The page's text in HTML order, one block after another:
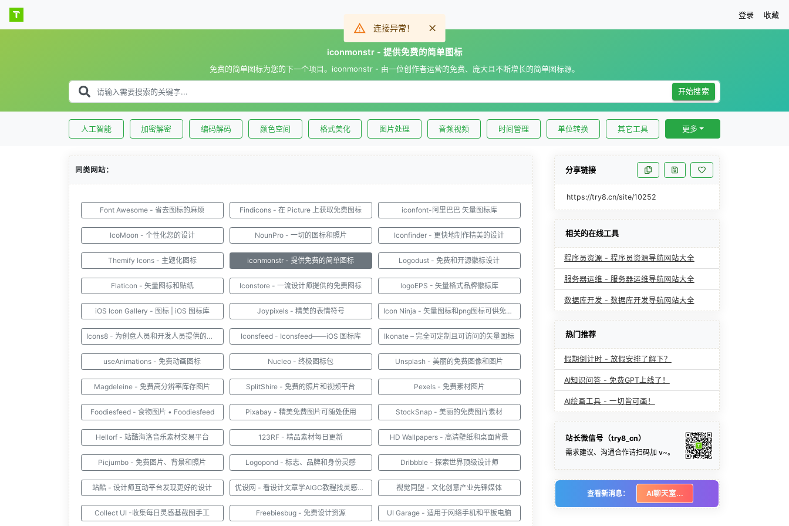
登录 收藏
iconmonstr - 提供免费的简单图标
免费的简单图标为您的下一个项目。iconmonstr - 由一位创作者运营的免费、庞大且不断增长的简单图标源。
开始搜索
人工智能 加密解密 编码解码 颜色空间 格式美化 图片处理 音频视频 时间管理 单位转换 其它工具 更多
同类网站：
Font Awesome - 省去图标的麻烦 Findicons - 在 Picture 上获取免费图标 iconfont-阿里巴巴 矢量图标库
IcoMoon - 个性化您的设计 NounPro - 一切的图标和照片 Iconfinder - 更快地制作精美的设计
Themify Icons - 主题化图标 iconmonstr - 提供免费的简单图标 Logodust - 免费和开源徽标设计
Flaticon - 矢量图标和贴纸 Iconstore - 一流设计师提供的免费图标 logoEPS - 矢量格式品牌徽标库
iOS Icon Gallery - 图标 | iOS 图标库 Joypixels - 精美的表情符号 Icon Ninja - 矢量图标和png图标可供免费下载
Icons8 - 为创意人员和开发人员提供的终极设计套件 Iconsfeed - Iconsfeed——iOS 图标库 Ikonate – 完全可定制且可访问的矢量图标
useAnimations - 免费动画图标 Nucleo - 终极图标包 Unsplash - 美丽的免费图像和图片
Magdeleine - 免费高分辨率库存图片 SplitShire - 免费的照片和视频平台 Pexels - 免费素材图片
Foodiesfeed - 食物图片 • Foodiesfeed Pixabay - 精美免费图片可随处使用 StockSnap - 美丽的免费图片素材
Hellorf - 站酷海洛音乐素材交易平台 123RF - 精品素材每日更新 HD Wallpapers - 高清壁纸和桌面背景
Picjumbo - 免费图片、背景和照片 Logopond - 标志、品牌和身份灵感 Dribbble - 探索世界顶级设计师
站酷 - 设计师互动平台发现更好的设计 优设网 - 看设计文章学AIGC教程找灵感素材 视觉同盟 - 文化创意产业先锋媒体
Collect UI -收集每日灵感基截图手工 Freebiesbug - 免费设计资源 UI Garage - 适用于网络手机和平板电脑
分享链接
https://try8.cn/site/10252
相关的在线工具
程序员资源 - 程序员资源导航网站大全
服务器运维 - 服务器运维导航网站大全
数据库开发 - 数据库开发导航网站大全
热门推荐
假期倒计时 - 放假安排了解下？
AI知识问答 - 免费GPT上线了！
AI绘画工具 - 一切皆可画！
站长微信号（try8_cn）
需求建议、沟通合作请扫码加 v~。
查看新消息： AI聊天室...
连接异常！